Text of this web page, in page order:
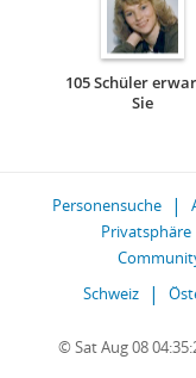
105 Schüler
Sie
Personensuche
Privatsphäre
Schweiz
© Sat Aug 08